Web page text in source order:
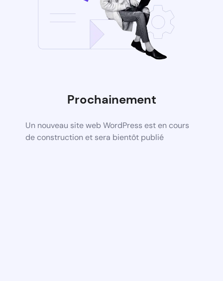
Prochainement
Un nouveau site web WordPress est en cours
de construction et sera bientôt publié